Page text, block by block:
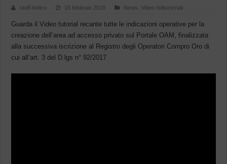
staff Antico 16 febbraio 2018 News ,Video Istituzionali
Guarda il Video tutorial recante tutte le indicazioni operative per la
creazione dell’area ad accesso privato sul Portale OAM, finalizzata
alla successiva iscrizione al Registro degli Operatori Compro Oro di
cui all’art. 3 del D.lgs n° 92/2017